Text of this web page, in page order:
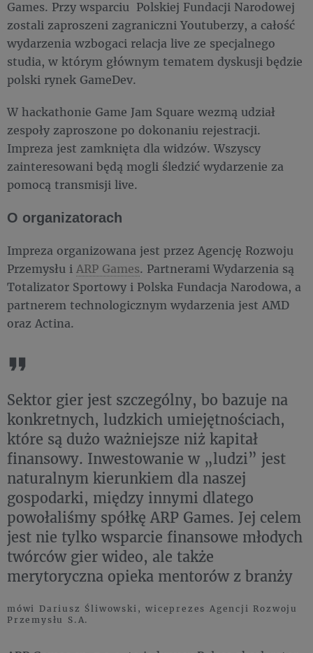
Games. Przy wsparciu Polskiej Fundacji Narodowej
zostali zaproszeni zagraniczni Youtuberzy, a całość
wydarzenia wzbogaci relacja live ze specjalnego
studia, w którym głównym tematem dyskusji będzie
polski rynek GameDev.
W hackathonie Game Jam Square wezmą udział
zespoły zaproszone po dokonaniu rejestracji.
Impreza jest zamknięta dla widzów. Wszyscy
zainteresowani będą mogli śledzić wydarzenie za
pomocą transmisji live.
O organizatorach
Impreza organizowana jest przez Agencję Rozwoju
Przemysłu i ARP Games. Partnerami Wydarzenia są
Totalizator Sportowy i Polska Fundacja Narodowa, a
partnerem technologicznym wydarzenia jest AMD
oraz Actina.
Sektor gier jest szczególny, bo bazuje na
konkretnych, ludzkich umiejętnościach,
które są dużo ważniejsze niż kapitał
finansowy. Inwestowanie w „ludzi” jest
naturalnym kierunkiem dla naszej
gospodarki, między innymi dlatego
powołaliśmy spółkę ARP Games. Jej celem
jest nie tylko wsparcie finansowe młodych
twórców gier wideo, ale także
merytoryczna opieka mentorów z branży
mówi Dariusz Śliwowski, wiceprezes Agencji Rozwoju
Przemysłu S.A.